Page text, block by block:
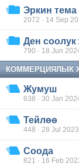
Эркин тема
2072 · 14 Sep
Ден соолук
790 · 18 Jun
КОММЕРЦИЯЛЫК
Жумуш
638 · 30 Jan
Тейлөө
448 · 28 Jul
Соода
821 · 16 Feb